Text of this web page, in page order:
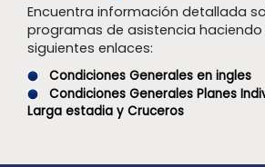
Encuentra información detallada
programas de asistencia haciendo
siguientes enlaces:
Condiciones Generales en ingles
Condiciones Generales Planes
Larga estadia y Cruceros